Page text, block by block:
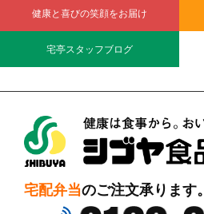
健康と喜びの笑顔をお届け
宅亭スタッフブログ
宅配弁当のご注文承ります。